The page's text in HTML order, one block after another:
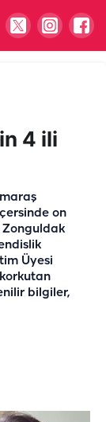
4 ili
on
Zonguldak
Üyesi
bilgiler,